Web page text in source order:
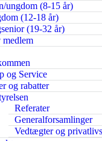
ungdom (8-15 år)
(12-18 år)
(19-32 år)
og Service
og rabatter
Referater
Generalforsamlinger
Vedtægter og